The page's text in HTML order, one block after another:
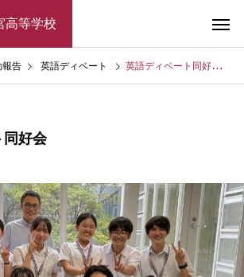
高等学校
報告 英語ディベート 英語ディベート同好会
同好会